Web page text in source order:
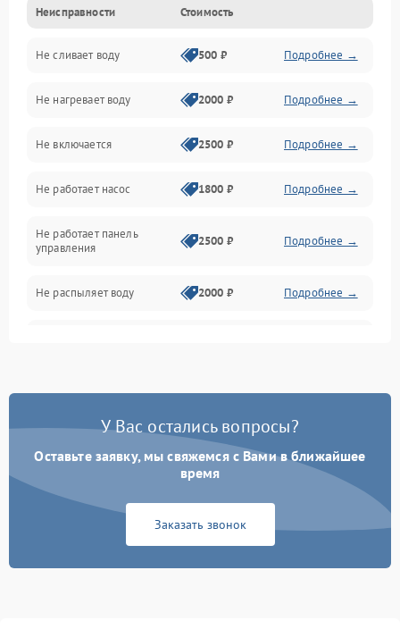
Управление
Электропитание
Датчики
Нагрев
Вода
Гигиена
Программное обеспечение
Неисправности Стоимость
Не сливает воду 500 ₽ Подробнее →
Не нагревает воду 2000 ₽ Подробнее →
Не включается 2500 ₽ Подробнее →
Не работает насос 1800 ₽ Подробнее →
Не работает панель
управления
2500 ₽ Подробнее →
Не распыляет воду 2000 ₽ Подробнее →
Проблемы с набором
Не работает сушилка 2100 ₽ Подробнее →
Сбои в работе таймера 1700 ₽
У Вас остались вопросы?
Оставьте заявку, мы свяжемся с Вами в ближайшее
время
Заказать звонок